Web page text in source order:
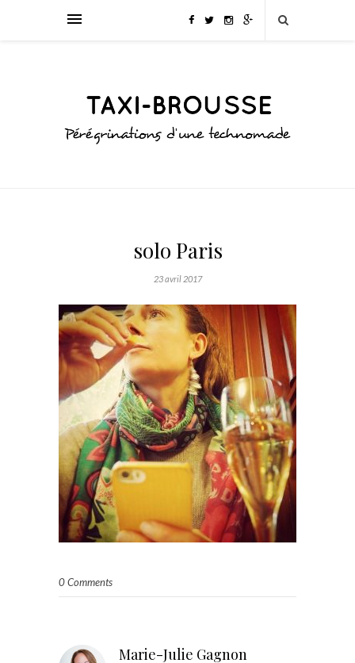
solo Paris
23 avril 2017
0 Comments
Marie-Julie Gagnon